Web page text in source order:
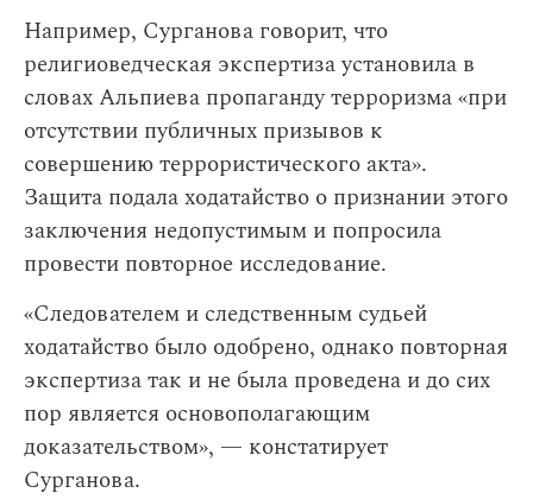
Например, Сурганова говорит, что
религиоведческая экспертиза установила в
словах Альпиева пропаганду терроризма «при
отсутствии публичных призывов к
совершению террористического акта».
Защита подала ходатайство о признании этого
заключения недопустимым и попросила
провести повторное исследование.
«Следователем и следственным судьей
ходатайство было одобрено, однако повторная
экспертиза так и не была проведена и до сих
пор является основополагающим
доказательством», — констатирует
Сурганова.